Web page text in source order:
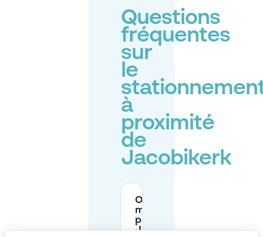
Questions
fréquentes
sur
le
à
proximité
de
Jacobikerk
Où puis-je
me garer
près de
Jacobikerk